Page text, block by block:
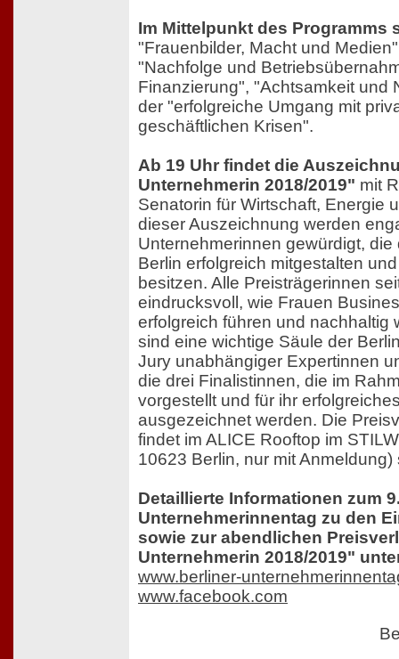
Im Mittelpunkt des Programms
"Frauenbilder, Macht und
"Nachfolge und
Finanzierung", "Achtsamkeit und
der "erfolgreiche Umgang mit
geschäftlichen Krisen".
Ab 19 Uhr findet die
Unternehmerin 2018/2019" mit
Senatorin für Wirtschaft, Energie
dieser Auszeichnung werden
Unternehmerinnen gewürdigt,
Berlin erfolgreich mitgestalten
besitzen. Alle Preisträgerinnen
eindrucksvoll, wie Frauen
erfolgreich führen und nachhaltig
sind eine wichtige Säule der
Jury unabhängiger Expertinnen
die drei Finalistinnen, die im
vorgestellt und für ihr
ausgezeichnet werden. Die
findet im ALICE Rooftop im
10623 Berlin, nur mit Anmeldung)
Detaillierte Informationen zum
Unternehmerinnentag zu den
sowie zur abendlichen
Unternehmerin 2018/2019"
www.berliner-
www.facebook.com